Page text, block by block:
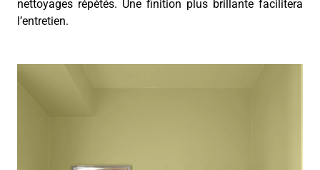
nettoyages répétés. Une finition plus brillante facilitera
l’entretien.